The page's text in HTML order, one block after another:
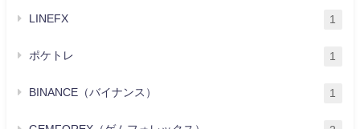
LINEFX 1
ポケトレ 1
BINANCE（バイナンス） 1